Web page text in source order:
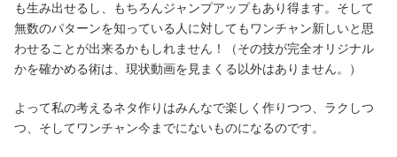
も生み出せるし、もちろんジャンプアップもあり得ます。そして
無数のパターンを知っている人に対してもワンチャン新しいと思
わせることが出来るかもしれません！（その技が完全オリジナル
かを確かめる術は、現状動画を見まくる以外はありません。）
よって私の考えるネタ作りはみんなで楽しく作りつつ、ラクしつ
つ、そしてワンチャン今までにないものになるのです。